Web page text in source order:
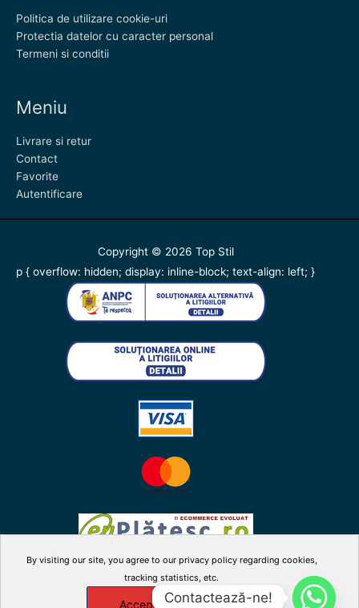
By visiting our site, you agree to our privacy policy regarding cookies,
tracking statistics, etc.
Accepta X
Manage cookies
Politica de utilizare cookie-uri
Protectia datelor cu caracter personal
Termeni si conditii
Meniu
Livrare si retur
Contact
Favorite
Autentificare
Copyright © 2026 Top Stil
p { overflow: hidden; display: inline-block; text-align: left; }
youtubeContactează-ne!